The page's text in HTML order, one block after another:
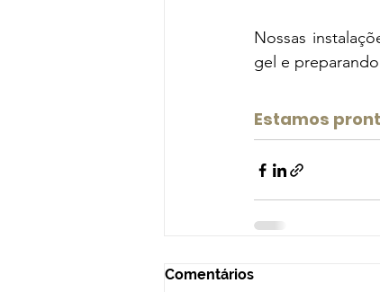
Nossas
gel e
Estamos
Comentários